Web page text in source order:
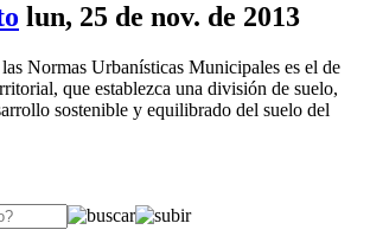
lun, 25 de nov. de 2013
Normas Urbanísticas Municipales es el de
que establezca una división de suelo,
sostenible y equilibrado del suelo del